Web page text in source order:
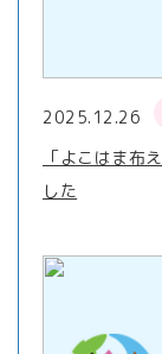
2025.12.26
「よこはま布
した